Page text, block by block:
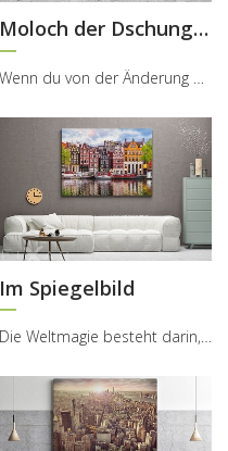
Moloch der Dschungel in der Agglomeration
Wenn du von der Änderung des Raumes träumst, solltest du nicht mit dem Durschauen der neuen Möbel...
Im Spiegelbild
Die Weltmagie besteht darin, dass die Schönheit, die hautnah ist, als eine außergewöhnliche Ergän...